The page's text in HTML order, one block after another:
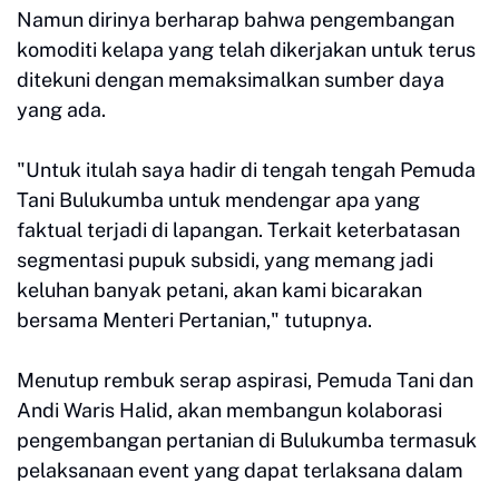
Namun dirinya berharap bahwa pengembangan
komoditi kelapa yang telah dikerjakan untuk terus
ditekuni dengan memaksimalkan sumber daya
yang ada.
"Untuk itulah saya hadir di tengah tengah Pemuda
Tani Bulukumba untuk mendengar apa yang
faktual terjadi di lapangan. Terkait keterbatasan
segmentasi pupuk subsidi, yang memang jadi
keluhan banyak petani, akan kami bicarakan
bersama Menteri Pertanian," tutupnya.
Menutup rembuk serap aspirasi, Pemuda Tani dan
Andi Waris Halid, akan membangun kolaborasi
pengembangan pertanian di Bulukumba termasuk
pelaksanaan event yang dapat terlaksana dalam